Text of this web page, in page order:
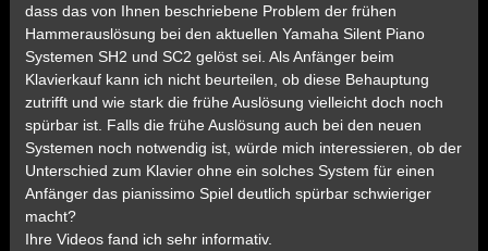
dass das von Ihnen beschriebene Problem der frühen
Hammerauslösung bei den aktuellen Yamaha Silent Piano
Systemen SH2 und SC2 gelöst sei. Als Anfänger beim
Klavierkauf kann ich nicht beurteilen, ob diese Behauptung
zutrifft und wie stark die frühe Auslösung vielleicht doch noch
spürbar ist. Falls die frühe Auslösung auch bei den neuen
Systemen noch notwendig ist, würde mich interessieren, ob der
Unterschied zum Klavier ohne ein solches System für einen
Anfänger das pianissimo Spiel deutlich spürbar schwieriger
macht?
Ihre Videos fand ich sehr informativ.